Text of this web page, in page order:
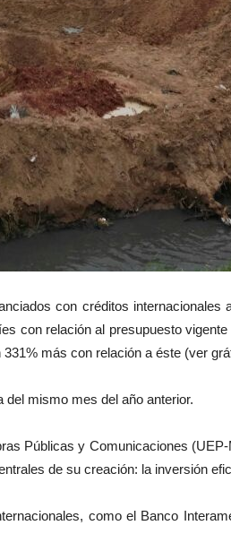
con créditos
con relación al presupuesto
más con relación a éste (ver
mismo mes del año anterior.
Públicas y Comunicaciones
de su creación: la inversión
como el Banco